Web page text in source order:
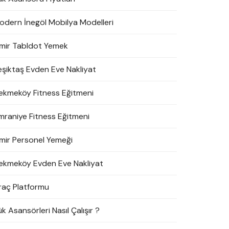
İnegöl Mobilya Modelleri
Tabldot Yemek
Evden Eve Nakliyat
Fitness Eğitmeni
Fitness Eğitmeni
Personel Yemeği
Evden Eve Nakliyat
Platformu
Asansörleri Nasıl Çalışır ?